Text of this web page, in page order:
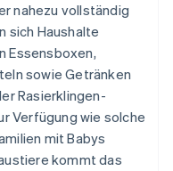
nahezu vollständig
sich Haushalte
Essensboxen,
sowie Getränken
Rasierklingen-
Verfügung wie solche
mit Babys
kommt das